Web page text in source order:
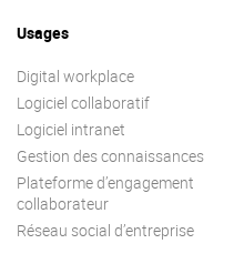
Usages
Digital workplace
Logiciel collaboratif
Logiciel intranet
Gestion des connaissances
Plateforme d’engagement
collaborateur
Réseau social d’entreprise